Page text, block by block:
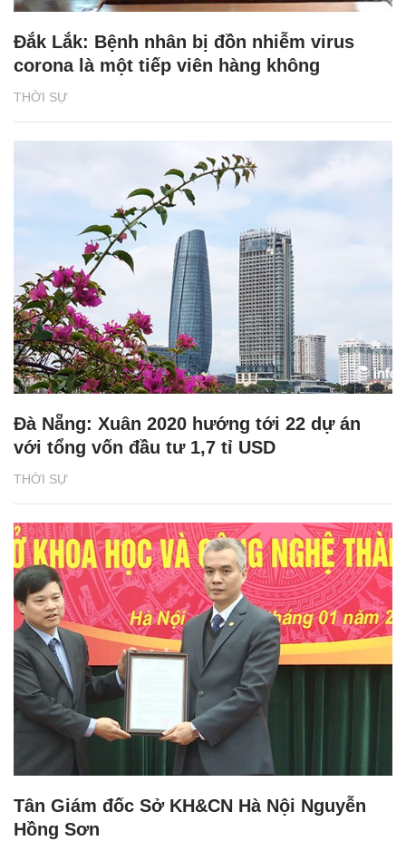
THỜI SỰ
Đắk Lắk: Bệnh nhân bị đồn nhiễm virus
corona là một tiếp viên hàng không
THỜI SỰ
Đà Nẵng: Xuân 2020 hướng tới 22 dự án
với tổng vốn đầu tư 1,7 tỉ USD
Tân Giám đốc Sở KH&CN Hà Nội Nguyễn
Hồng Sơn